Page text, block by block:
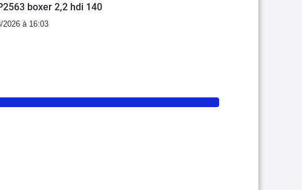
boxer 2,2 hdi 140
2026 à 16:03